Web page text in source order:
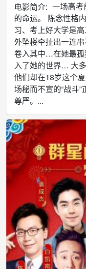
电影简介: 一场高
的命运。 陈念性格
习、考上好大学是
外坠楼牵扯出一连
卷入其中…在她最孤
入了她的世界… 大
他们却在18岁这个
场秘而不宣的“战斗
尊严。...